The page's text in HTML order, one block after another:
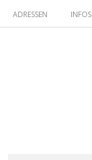
ADRESSEN INFOS